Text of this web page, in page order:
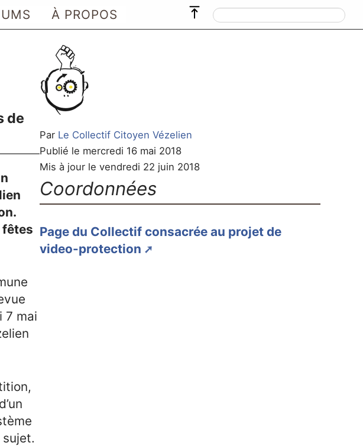
À PROPOS
de
fêtes
7 mai
Par Le Collectif Citoyen Vézelien
Publié le mercredi 16 mai 2018
Mis à jour le vendredi 22 juin 2018
Coordonnées
Page du Collectif consacrée au projet de
video-protection